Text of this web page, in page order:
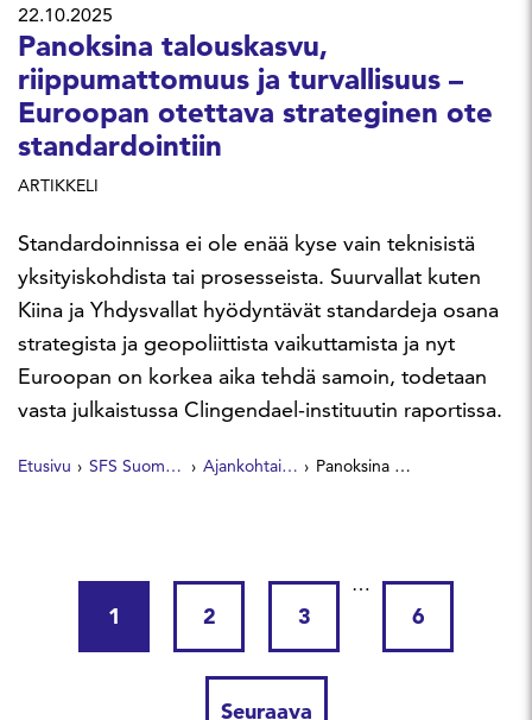
22.10.2025
Panoksina talouskasvu,
riippumattomuus ja turvallisuus –
Euroopan otettava strateginen ote
standardointiin
ARTIKKELI
Standardoinnissa ei ole enää kyse vain teknisistä
yksityiskohdista tai prosesseista. Suurvallat kuten
Kiina ja Yhdysvallat hyödyntävät standardeja osana
strategista ja geopoliittista vaikuttamista ja nyt
Euroopan on korkea aika tehdä samoin, todetaan
vasta julkaistussa Clingendael-instituutin raportissa.
Etusivu SFS Suomen Standardit Ajankohtaista Panoksina talouskasvu, riippumattomuus ja turvallisuus – Euroopan otettava strateginen ote standardointiin
1 2 3
…
6
Seuraava